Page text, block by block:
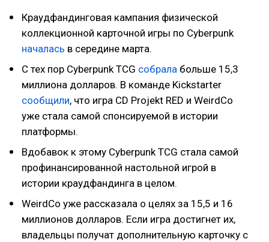
Краудфандинговая кампания физической
коллекционной карточной игры по Cyberpunk
началась в середине марта.
С тех пор Cyberpunk TCG собрала больше 15,3
миллиона долларов. В команде Kickstarter
сообщили, что игра CD Projekt RED и WeirdCo
уже стала самой спонсируемой в истории
платформы.
Вдобавок к этому Cyberpunk TCG стала самой
профинансированной настольной игрой в
истории краудфандинга в целом.
WeirdCo уже рассказала о целях за 15,5 и 16
миллионов долларов. Если игра достигнет их,
владельцы получат дополнительную карточку с